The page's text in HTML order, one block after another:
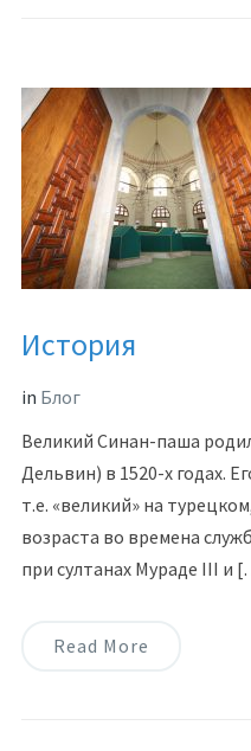
История
in Блог
Великий Синан-паша
Дельвин) в 1520-х годах.
т.е. «великий» на
возраста во времена
при султанах Мураде III и
Read More